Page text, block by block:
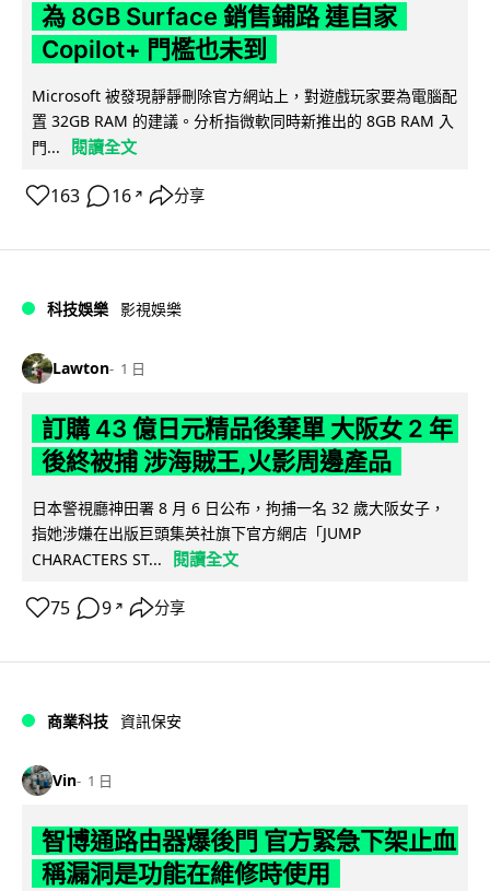
為 8GB Surface 銷售鋪路 連自家
Copilot+ 門檻也未到
Microsoft 被發現靜靜刪除官方網站上，對遊戲玩家要為電腦配
置 32GB RAM 的建議。分析指微軟同時新推出的 8GB RAM 入
門...
閱讀全文
163 16 ↗ 分享
科技娛樂 影視娛樂
Lawton 1 日
訂購 43 億日元精品後棄單 大阪女 2 年
後終被捕 涉海賊王,火影周邊產品
日本警視廳神田署 8 月 6 日公布，拘捕一名 32 歲大阪女子，
指她涉嫌在出版巨頭集英社旗下官方網店「JUMP
CHARACTERS ST...
閱讀全文
75 9 ↗ 分享
商業科技 資訊保安
Vin 1 日
智博通路由器爆後門 官方緊急下架止血
稱漏洞是功能在維修時使用